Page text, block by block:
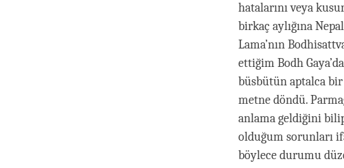
hatalarını veya
birkaç aylığına
Lama’nın
ettiğim Bodh
büsbütün aptalca
metne döndü.
anlama geldiğini
olduğum sorunları
böylece durumu